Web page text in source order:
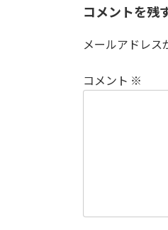
コメントを残
メールアドレス
コメント ※